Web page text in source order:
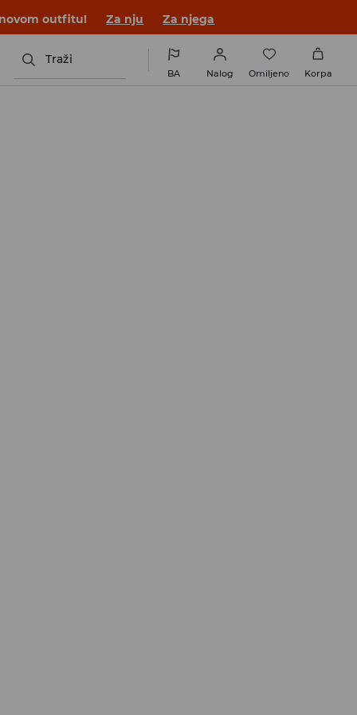
outfitu! Za nju Za njega
Traži
BA Nalog Omiljeno Korpa